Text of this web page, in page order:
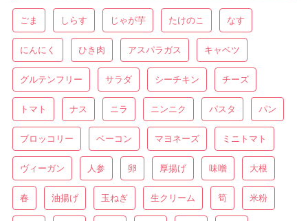
ごま しらす じゃが芋 たけのこ なす
にんにく ひき肉 アスパラガス キャベツ
グルテンフリー サラダ シーチキン チーズ
トマト ナス ニラ ニンニク パスタ パン
ブロッコリー ベーコン マヨネーズ ミニトマト
ヴィーガン 人参 卵 厚揚げ 味噌 大根
春 油揚げ 玉ねぎ 生クリーム 筍 米粉